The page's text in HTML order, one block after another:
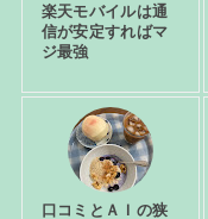
楽天モバイルは通
信が安定すればマ
ジ最強
口コミとＡＩの狭